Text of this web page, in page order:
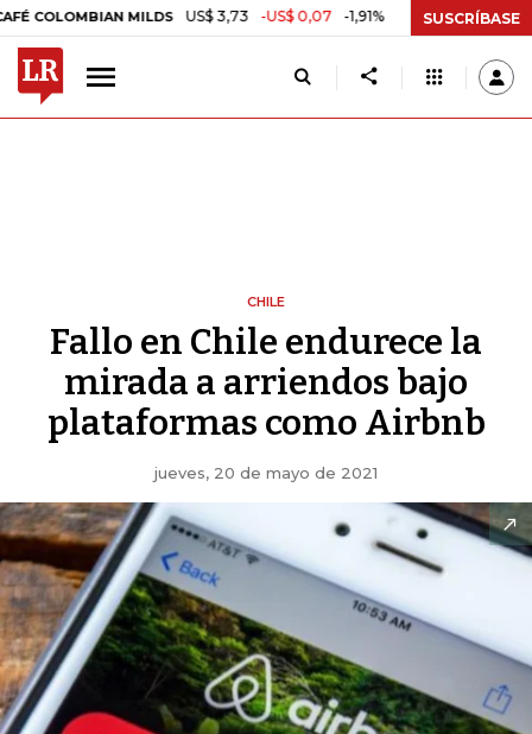
MILDS US$ 3,73 -US$ 0,07 -1,91% ORO COMPRA BANCO
SUSCRÍBASE
CHILE
Fallo en Chile endurece la
mirada a arriendos bajo
plataformas como Airbnb
jueves, 20 de mayo de 2021